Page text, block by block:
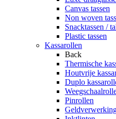
Canvas tassen
Non woven
Snacktassen /
Plastic tassen
Kassarollen
Back
Thermische
Houtvrije
Duplo
Pinrollen